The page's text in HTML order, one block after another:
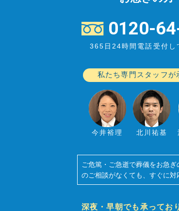
0120-
365日24時間電話受付し
私たち専門スタッフが
今井裕理 北川祐基
ご危篤・ご急逝で葬儀をお急ぎ
のご相談がなくても、すぐに対
深夜・早朝でも承ってお